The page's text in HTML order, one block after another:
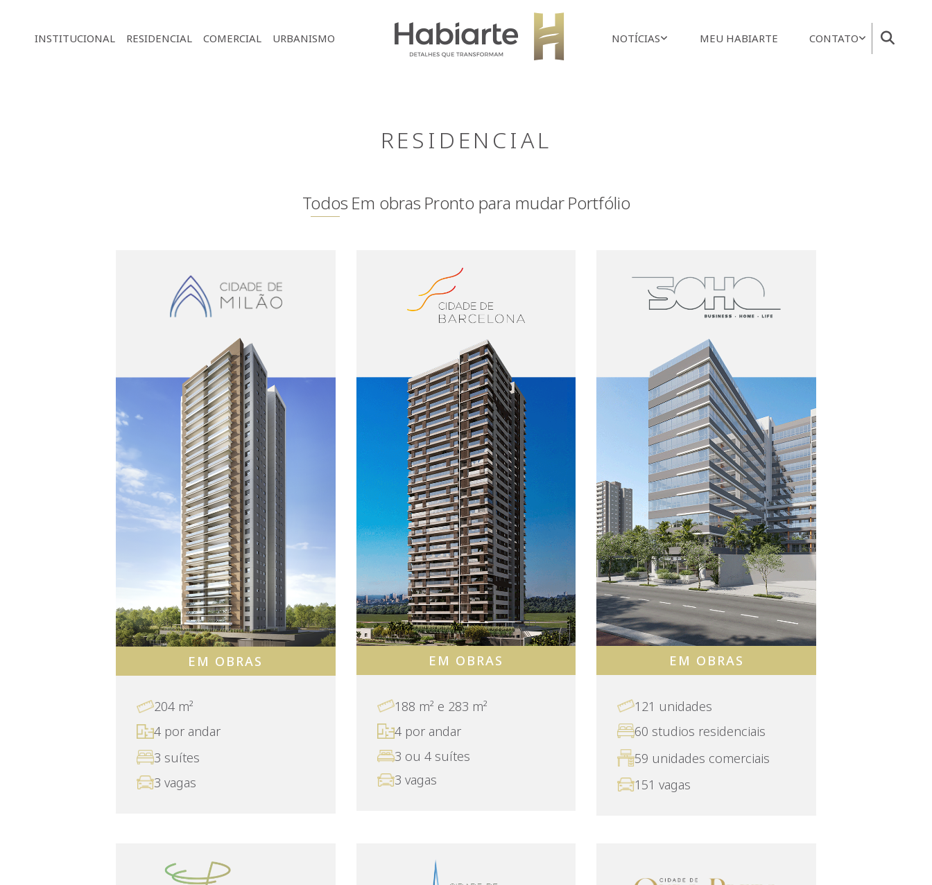
INSTITUCIONAL RESIDENCIAL COMERCIAL URBANISMO NOTÍCIAS MEU HABIARTE CONTATO
RESIDENCIAL
Todos Em obras Pronto para mudarPortfólio
EM OBRAS
204 m²
4 por andar
3 suítes
3 vagas
EM OBRAS
188 m² e 283 m²
4 por andar
3 ou 4 suítes
3 vagas
EM OBRAS
121 unidades
60 studios residenciais
59 unidades comerciais
151 vagas